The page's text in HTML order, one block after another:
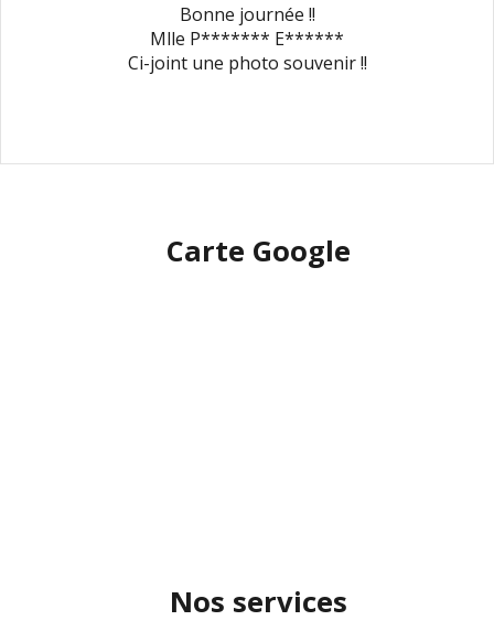
Bonne journée !!
Mlle P******* E******
Ci-joint une photo souvenir !!
Carte Google
Nos services